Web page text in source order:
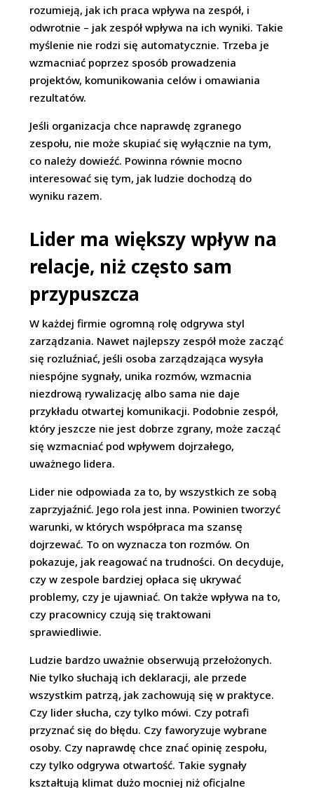
rozumieją, jak ich praca wpływa na zespół, i
odwrotnie – jak zespół wpływa na ich wyniki. Takie
myślenie nie rodzi się automatycznie. Trzeba je
wzmacniać poprzez sposób prowadzenia
projektów, komunikowania celów i omawiania
rezultatów.
Jeśli organizacja chce naprawdę zgranego
zespołu, nie może skupiać się wyłącznie na tym,
co należy dowieźć. Powinna równie mocno
interesować się tym, jak ludzie dochodzą do
wyniku razem.
Lider ma większy wpływ na
relacje, niż często sam
przypuszcza
W każdej firmie ogromną rolę odgrywa styl
zarządzania. Nawet najlepszy zespół może zacząć
się rozluźniać, jeśli osoba zarządzająca wysyła
niespójne sygnały, unika rozmów, wzmacnia
niezdrową rywalizację albo sama nie daje
przykładu otwartej komunikacji. Podobnie zespół,
który jeszcze nie jest dobrze zgrany, może zacząć
się wzmacniać pod wpływem dojrzałego,
uważnego lidera.
Lider nie odpowiada za to, by wszystkich ze sobą
zaprzyjaźnić. Jego rola jest inna. Powinien tworzyć
warunki, w których współpraca ma szansę
dojrzewać. To on wyznacza ton rozmów. On
pokazuje, jak reagować na trudności. On decyduje,
czy w zespole bardziej opłaca się ukrywać
problemy, czy je ujawniać. On także wpływa na to,
czy pracownicy czują się traktowani
sprawiedliwie.
Ludzie bardzo uważnie obserwują przełożonych.
Nie tylko słuchają ich deklaracji, ale przede
wszystkim patrzą, jak zachowują się w praktyce.
Czy lider słucha, czy tylko mówi. Czy potrafi
przyznać się do błędu. Czy faworyzuje wybrane
osoby. Czy naprawdę chce znać opinię zespołu,
czy tylko odgrywa otwartość. Takie sygnały
kształtują klimat dużo mocniej niż oficjalne